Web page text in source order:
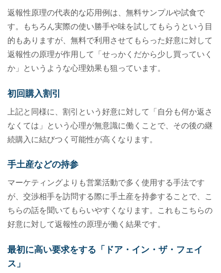
返報性原理の代表的な応用例は、無料サンプルや試食で
す。もちろん実際の使い勝手や味を試してもらうという目
的もありますが、無料で利用させてもらった好意に対して
返報性の原理が作用して「せっかくだから少し買っていく
か」というような心理効果も狙っています。
初回購入割引
上記と同様に、割引という好意に対して「自分も何か返さ
なくては」という心理が無意識に働くことで、その後の継
続購入に結びつく可能性が高くなります。
手土産などの持参
マーケティングよりも営業活動で多く使用する手法です
が、交渉相手を訪問する際に手土産を持参することで、こ
ちらの話を聞いてもらいやすくなります。これもこちらの
好意に対して返報性の原理が働く結果です。
最初に高い要求をする「ドア・イン・ザ・フェイ
ス」